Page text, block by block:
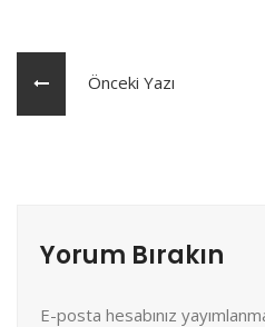
Önceki Yazı
Yorum Bırakın
E-posta hesabınız